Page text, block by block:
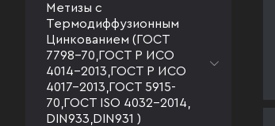
Метизы с
Термодиффузионным
Цинкованием (ГОСТ
7798-70,ГОСТ Р ИСО
4014-2013,ГОСТ Р ИСО
4017-2013,ГОСТ 5915-
70,ГОСТ ISO 4032-2014,
DIN933,DIN931 )